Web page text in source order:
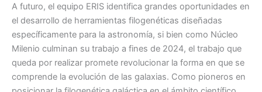
A futuro, el equipo ERIS identifica grandes oportunidades en
el desarrollo de herramientas filogenéticas diseñadas
específicamente para la astronomía, si bien como Núcleo
Milenio culminan su trabajo a fines de 2024, el trabajo que
queda por realizar promete revolucionar la forma en que se
comprende la evolución de las galaxias. Como pioneros en